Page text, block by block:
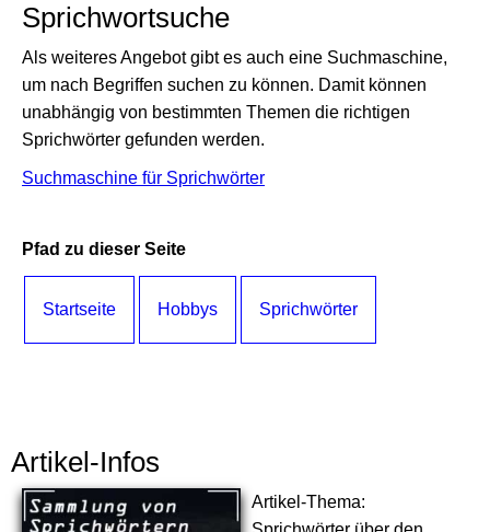
Sprichwortsuche
Als weiteres Angebot gibt es auch eine Suchmaschine,
um nach Begriffen suchen zu können. Damit können
unabhängig von bestimmten Themen die richtigen
Sprichwörter gefunden werden.
Suchmaschine für Sprichwörter
Pfad zu dieser Seite
Startseite Hobbys Sprichwörter
Artikel-Infos
Artikel-Thema: